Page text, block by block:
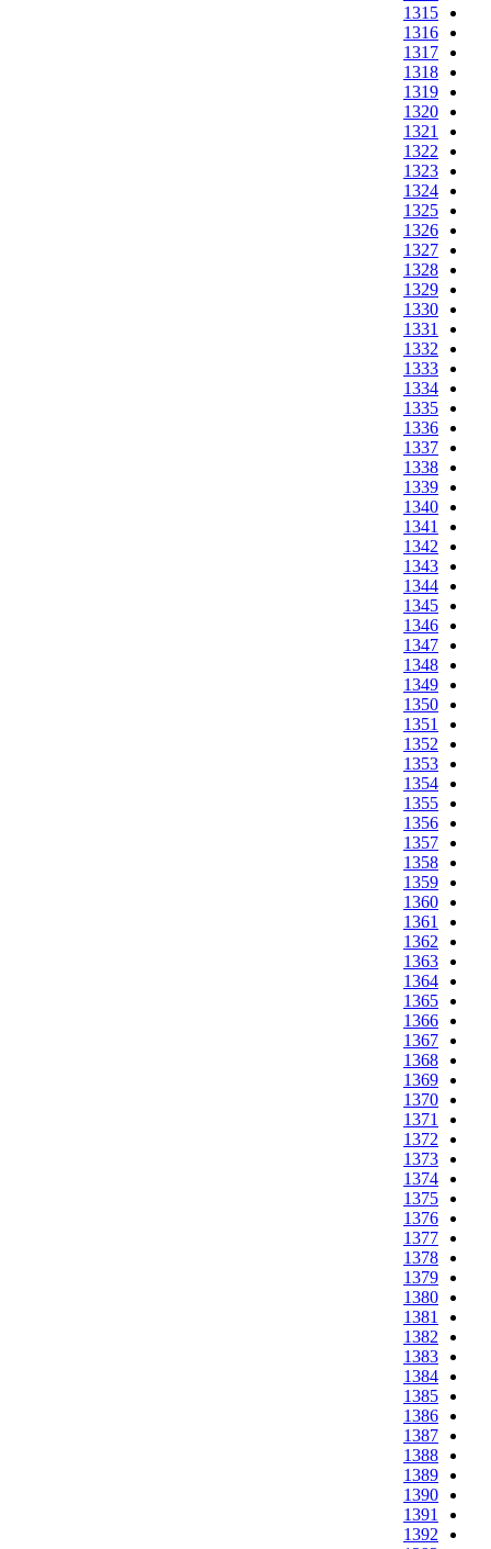
1315
1316
1317
1318
1319
1320
1321
1322
1323
1324
1325
1326
1327
1328
1329
1330
1331
1332
1333
1334
1335
1336
1337
1338
1339
1340
1341
1342
1343
1344
1345
1346
1347
1348
1349
1350
1351
1352
1353
1354
1355
1356
1357
1358
1359
1360
1361
1362
1363
1364
1365
1366
1367
1368
1369
1370
1371
1372
1373
1374
1375
1376
1377
1378
1379
1380
1381
1382
1383
1384
1385
1386
1387
1388
1389
1390
1391
1392